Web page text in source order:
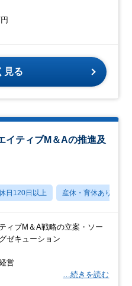
見る
イティブM＆Aの推進及
日120日以上 産休・育休あり
ィブM＆A戦略の立案・ソー
ゼキューション
営
…続きを読む